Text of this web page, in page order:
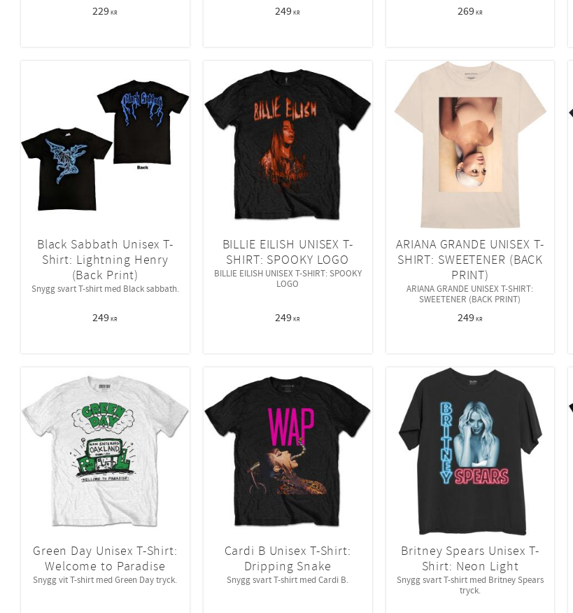
229KR 249KR 269KR
Black Sabbath Unisex T-
Shirt: Lightning Henry
(Back Print)
Snygg svart T-shirt med Black sabbath.
249KR
BILLIE EILISH UNISEX T-
SHIRT: SPOOKY LOGO
BILLIE EILISH UNISEX T-SHIRT: SPOOKY
LOGO
249KR
ARIANA GRANDE UNISEX T-
SHIRT: SWEETENER (BACK
PRINT)
ARIANA GRANDE UNISEX T-SHIRT:
SWEETENER (BACK PRINT)
249KR
Green Day Unisex T-Shirt:
Welcome to Paradise
Snygg vit T-shirt med Green Day tryck.
Cardi B Unisex T-Shirt:
Dripping Snake
Snygg svart T-shirt med Cardi B.
Britney Spears Unisex T-
Shirt: Neon Light
Snygg svart T-shirt med Britney Spears
tryck.